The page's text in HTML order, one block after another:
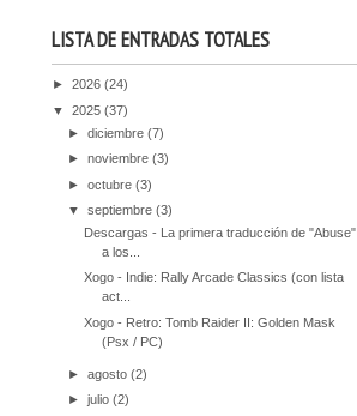
LISTA DE ENTRADAS TOTALES
► 2026 (24)
▼ 2025 (37)
►diciembre(7)
►noviembre(3)
►octubre(3)
▼septiembre(3)
Descargas - La primera traducción de "Abuse"
a los...
Xogo - Indie: Rally Arcade Classics (con lista
act...
Xogo - Retro: Tomb Raider II: Golden Mask
(Psx / PC)
►agosto(2)
►julio(2)